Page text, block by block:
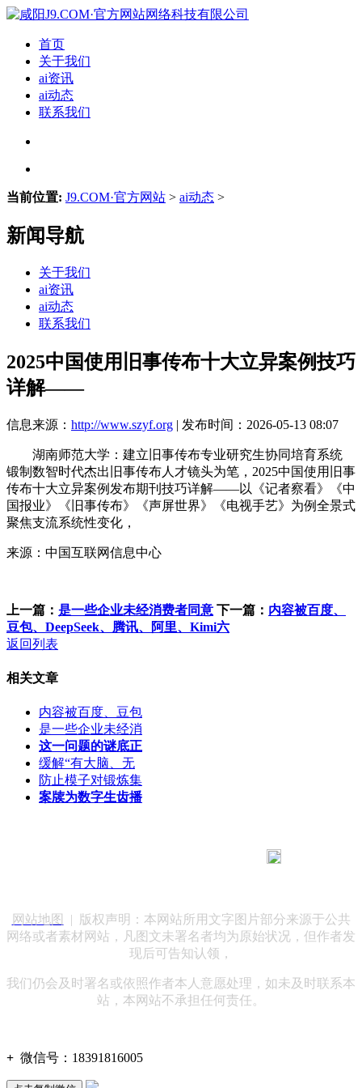
首页
关于我们
ai资讯
ai动态
联系我们
当前位置: J9.COM·官方网站 > ai动态 >
新闻导航
关于我们
ai资讯
ai动态
联系我们
2025中国使用旧事传布十大立异案例技巧
详解——
信息来源： http://www.szyf.org | 发布时间：2026-05-13 08:07
湖南师范大学：建立旧事传布专业研究生协同培育系统
锻制数智时代杰出旧事传布人才镜头为笔，2025中国使用旧事
传布十大立异案例发布期刊技巧详解——以《记者察看》《中
国报业》《旧事传布》《声屏世界》《电视手艺》为例全景式
聚焦支流系统性变化，
来源：中国互联网信息中心
上一篇： 是一些企业未经消费者同意 下一篇： 内容被百度、
豆包、DeepSeek、腾讯、阿里、Kimi六
返回列表
相关文章
内容被百度、豆包
是一些企业未经消
这一问题的谜底正
缓解“有大脑、无
防止模子对锻炼集
案牍为数字生齿播
网站地图
| 版权声明：本网站所用文字图片部分来源于公共
网络或者素材网站，凡图文未署名者均为原始状况，但作者发
现后可告知认领，
我们仍会及时署名或依照作者本人意愿处理，如未及时联系本
站，本网站不承担任何责任。
+ 微信号： 18391816005